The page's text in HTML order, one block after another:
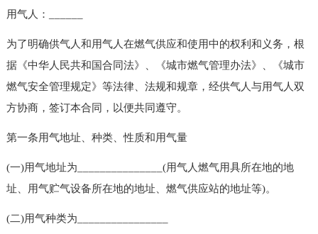
用气人：______
为了明确供气人和用气人在燃气供应和使用中的权利和义务，根
据《中华人民共和国合同法》、《城市燃气管理办法》、《城市
燃气安全管理规定》等法律、法规和规章，经供气人与用气人双
方协商，签订本合同，以便共同遵守。
第一条用气地址、种类、性质和用气量
(一)用气地址为_______________(用气人燃气用具所在地的地
址、用气贮气设备所在地的地址、燃气供应站的地址等)。
(二)用气种类为________________